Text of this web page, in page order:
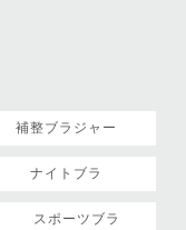
補整ブラジャー
ナイトブラ
スポーツブラ